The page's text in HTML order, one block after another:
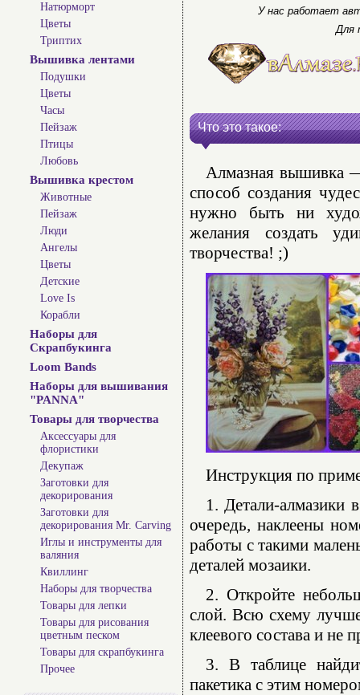
Натюрморт
Цветы
Триптих
Вышивка лентами
Подушки
Цветы
Часы
Пейзаж
Птицы
Любовь
Вышивка крестом
Животные
Пейзаж
Люди
Ангелы
Цветы
Детские
Love Is
Корабли
Наборы для
Скрапбукинга
Loom Bands
Наборы для вышивания
"PANNA"
Товары для творчества
Аксессуары для
флористики
Декупаж
Заготовки для
декорирования
Заготовки для
декорирования Mr. Carving
Иглы и инструменты для
валяния
Квиллинг
Наборы для творчества
Товары для лепки
Товары для рисования
цветным песком
Товары для скрапбукинга
Прочее
У нас работает
Для
Что это такое:
Алмазная вышивка —
способ создания
нужно быть ни
желания создать
творчества! ;)
Инструкция по
1. Детали-алмазики
очередь, наклеены
работы с такими
деталей мозаики.
2. Откройте
слой. Всю схему
клеевого состава и не
3. В таблице
пакетика с этим